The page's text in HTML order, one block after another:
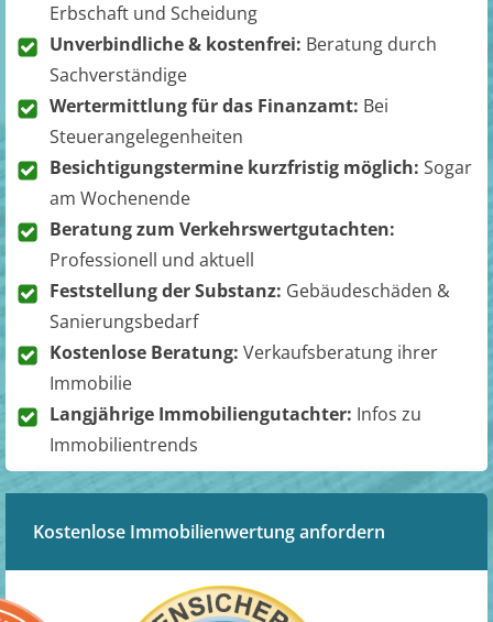
Erbschaft und Scheidung
Unverbindliche & kostenfrei: Beratung durch
Sachverständige
Wertermittlung für das Finanzamt: Bei
Steuerangelegenheiten
Besichtigungstermine kurzfristig möglich: Sogar
am Wochenende
Beratung zum Verkehrswertgutachten:
Professionell und aktuell
Feststellung der Substanz: Gebäudeschäden &
Sanierungsbedarf
Kostenlose Beratung: Verkaufsberatung ihrer
Immobilie
Langjährige Immobiliengutachter: Infos zu
Immobilientrends
Kostenlose Immobilienwertung anfordern